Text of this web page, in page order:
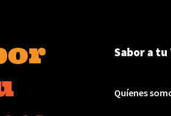
Sabor a
Quíenes